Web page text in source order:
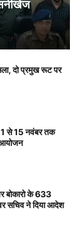
दो प्रमुख रूट पर
से 15 नवंबर तक
बोकारो के 633
सचिव ने दिया आदेश